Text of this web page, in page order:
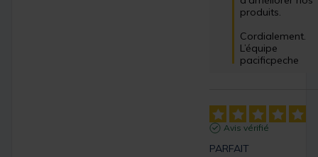
produits.
Cordialement.
L’équipe
pacificpeche
Avis vérifié
PARFAIT